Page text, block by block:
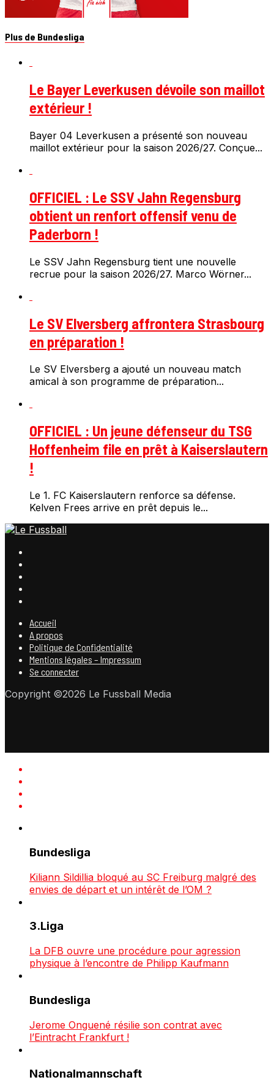
Plus de Bundesliga
Le Bayer Leverkusen dévoile son maillot
extérieur !
Bayer 04 Leverkusen a présenté son nouveau
maillot extérieur pour la saison 2026/27. Conçue...
OFFICIEL : Le SSV Jahn Regensburg
obtient un renfort offensif venu de
Paderborn !
Le SSV Jahn Regensburg tient une nouvelle
recrue pour la saison 2026/27. Marco Wörner...
Le SV Elversberg affrontera Strasbourg
en préparation !
Le SV Elversberg a ajouté un nouveau match
amical à son programme de préparation...
OFFICIEL : Un jeune défenseur du TSG
Hoffenheim file en prêt à Kaiserslautern
!
Le 1. FC Kaiserslautern renforce sa défense.
Kelven Frees arrive en prêt depuis le...
Accueil
A propos
Politique de Confidentialité
Mentions légales – Impressum
Se connecter
Copyright ©2026 Le Fussball Media
Bundesliga
Kiliann Sildillia bloqué au SC Freiburg malgré des
envies de départ et un intérêt de l’OM ?
3.Liga
La DFB ouvre une procédure pour agression
physique à l’encontre de Philipp Kaufmann
Bundesliga
Jerome Onguené résilie son contrat avec
l’Eintracht Frankfurt !
Nationalmannschaft